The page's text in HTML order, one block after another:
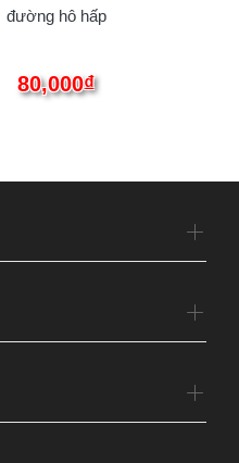
đường hô hấp
80,000₫